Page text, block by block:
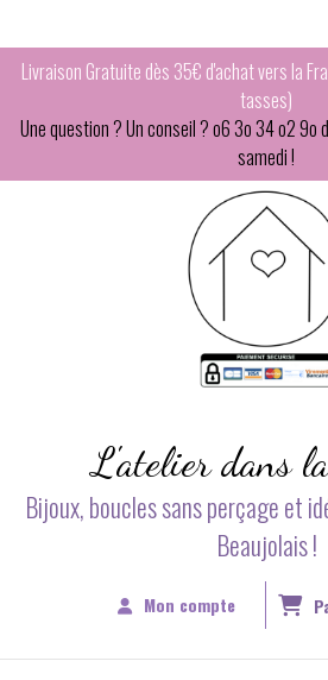
Livraison Gratuite dès 35€ d'achat vers la
tasses)
Une question ? Un conseil ? o6 3o 34 o2 9o
samedi !
L'atelier dans
Bijoux, boucles sans perçage et
Beaujolais !
Mon compte